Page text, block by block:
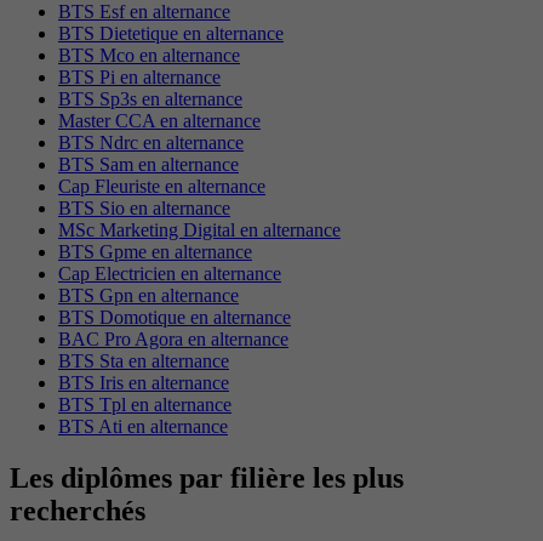
BTS Esf en alternance
BTS Dietetique en alternance
BTS Mco en alternance
BTS Pi en alternance
BTS Sp3s en alternance
Master CCA en alternance
BTS Ndrc en alternance
BTS Sam en alternance
Cap Fleuriste en alternance
BTS Sio en alternance
MSc Marketing Digital en alternance
BTS Gpme en alternance
Cap Electricien en alternance
BTS Gpn en alternance
BTS Domotique en alternance
BAC Pro Agora en alternance
BTS Sta en alternance
BTS Iris en alternance
BTS Tpl en alternance
BTS Ati en alternance
Les diplômes par filière les plus
recherchés